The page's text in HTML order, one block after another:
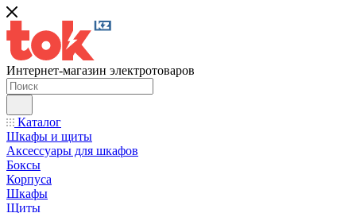
Интернет-магазин электротоваров
Каталог
Шкафы и щиты
Аксессуары для шкафов
Боксы
Корпуса
Шкафы
Щиты